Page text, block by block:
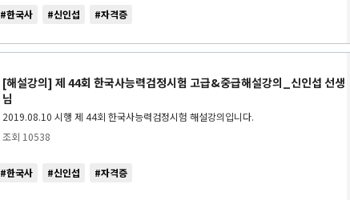
#한국사 #신인섭 #자격증
[해설강의] 제 44회 한국사능력검정시험 고급&중급해설강의_신인섭 선생
님
2019.08.10 시행 제 44회 한국사능력검정시험 해설강의입니다.
조회 10538
#한국사 #신인섭 #자격증